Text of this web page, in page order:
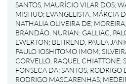
SANTOS, MAURÍCIO VILAR DOS;
MISHUO; EVANGELISTA, MÁRCIA
NATHALIA OLIVEIRA DE;
BRANDÃO, NURIAN; GALLIAC,
EWERTON; BEHREND, PAULA
PAULO IOSHITOMO IMOM;
CORVELLO, RAQUEL CHIATTONE;
FONSECA DA;SANTOS, RODRIGO
RODRIGO MASCARENHAS;